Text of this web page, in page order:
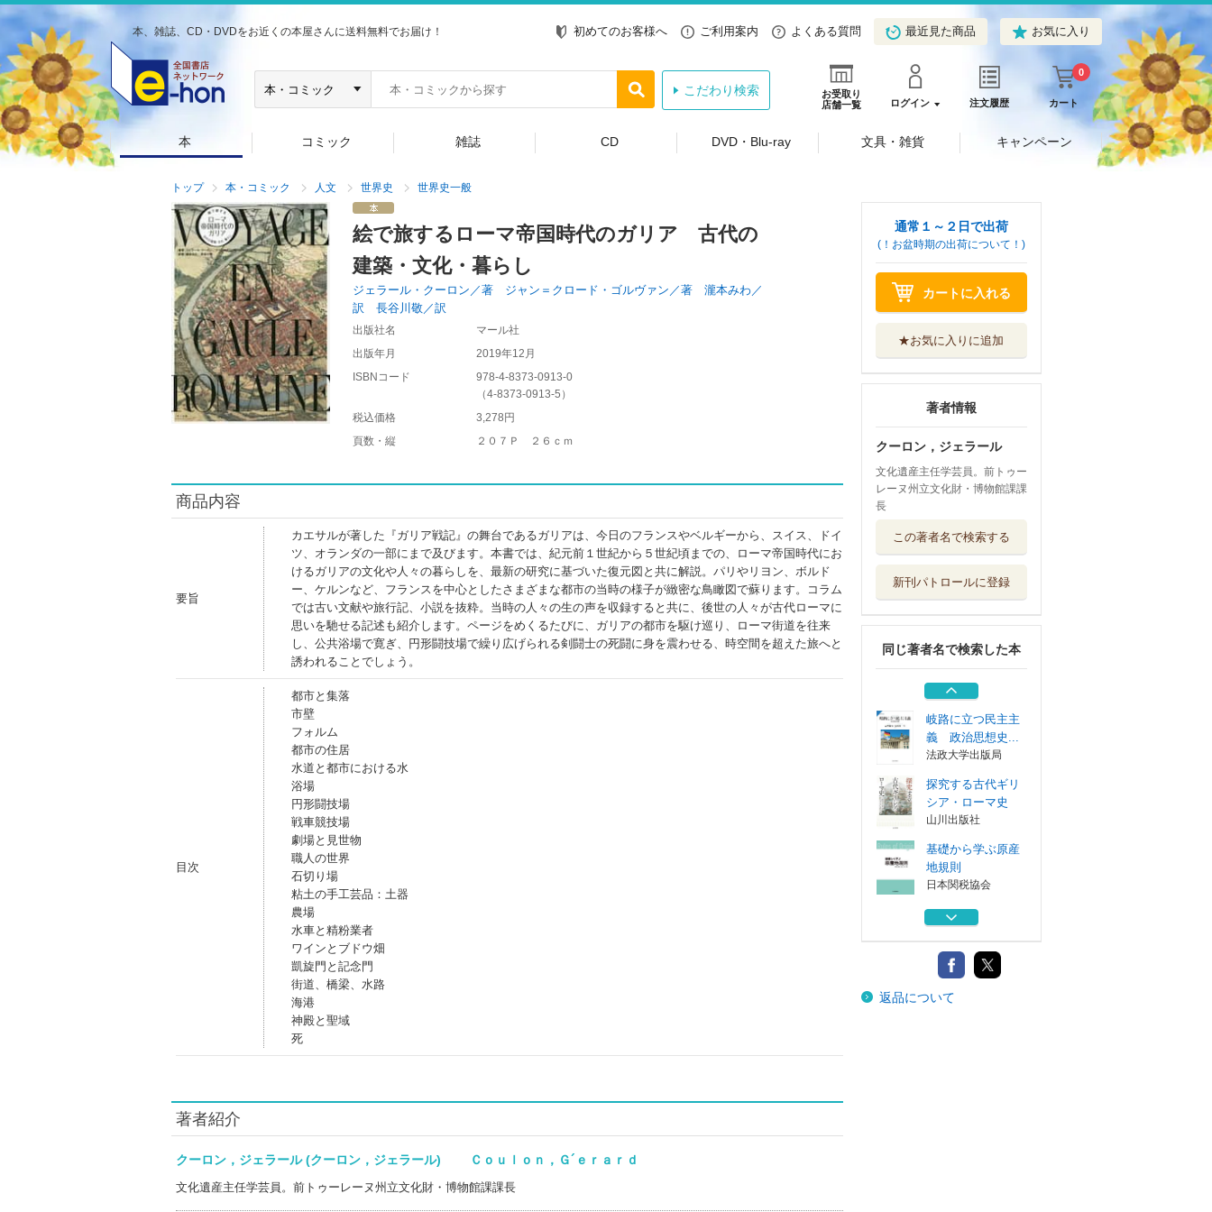
本、雑誌、CD・DVDをお近くの本屋さんに送料無料でお届け！ 初めてのお客様へ ご利用案内 よくある質問 最近見た商品 お気に入り
お受取り
店舗一覧
ログイン 注文履歴 カート
0
こだわり検索
本 コミック 雑誌 CD DVD・Blu-ray 文具・雑貨 キャンペーン
トップ 本・コミック 人文 世界史 世界史一般
絵で旅するローマ帝国時代のガリア 古代の
建築・文化・暮らし
ジェラール・クーロン／著 ジャン＝クロード・ゴルヴァン／著 瀧本みわ／
訳 長谷川敬／訳
出版社名
マール社
出版年月
2019年12月
ISBNコード
978-4-8373-0913-0
（4-8373-0913-5 ）
税込価格
3,278円
頁数・縦
２０７Ｐ ２６ｃｍ
商品内容
要旨
カエサルが著した『ガリア戦記』の舞台であるガリアは、今日のフランスやベルギーから、スイス、ドイ
ツ、オランダの一部にまで及びます。本書では、紀元前１世紀から５世紀頃までの、ローマ帝国時代にお
けるガリアの文化や人々の暮らしを、最新の研究に基づいた復元図と共に解説。パリやリヨン、ボルド
ー、ケルンなど、フランスを中心としたさまざまな都市の当時の様子が緻密な鳥瞰図で蘇ります。コラム
では古い文献や旅行記、小説を抜粋。当時の人々の生の声を収録すると共に、後世の人々が古代ローマに
思いを馳せる記述も紹介します。ページをめくるたびに、ガリアの都市を駆け巡り、ローマ街道を往来
し、公共浴場で寛ぎ、円形闘技場で繰り広げられる剣闘士の死闘に身を震わせる、時空間を超えた旅へと
誘われることでしょう。
目次
都市と集落
市壁
フォルム
都市の住居
水道と都市における水
浴場
円形闘技場
戦車競技場
劇場と見世物
職人の世界
石切り場
粘土の手工芸品：土器
農場
水車と精粉業者
ワインとブドウ畑
凱旋門と記念門
街道、橋梁、水路
海港
神殿と聖域
死
著者紹介
クーロン，ジェラール (クーロン，ジェラール) Ｃｏｕｌｏｎ，Ｇ´ｅｒａｒｄ
文化遺産主任学芸員。前トゥーレーヌ州立文化財・博物館課課長
通常１～２日で出荷
(！お盆時期の出荷について！)
カートに入れる
★お気に入りに追加
著者情報
クーロン，ジェラール
文化遺産主任学芸員。前トゥー
レーヌ州立文化財・博物館課課
長
この著者名で検索する
新刊パトロールに登録
同じ著者名で検索した本
地規則
古代ローマ軍の土
マール社
マルト神群
幻冬舎メディア...
岐路に立つ民主主
義 政治思想史...
法政大学出版局
探究する古代ギリ
シア・ローマ史
山川出版社
基礎から学ぶ原産
地規則
日本関税協会
古代ローマ軍の土
マール社
マルト神群
幻冬舎メディア...
返品について